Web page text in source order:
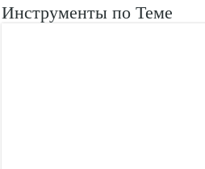
Инструменты по Теме